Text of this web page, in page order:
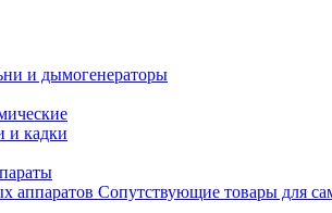
и дымогенераторы
и кадки
Сопутствующие товары для